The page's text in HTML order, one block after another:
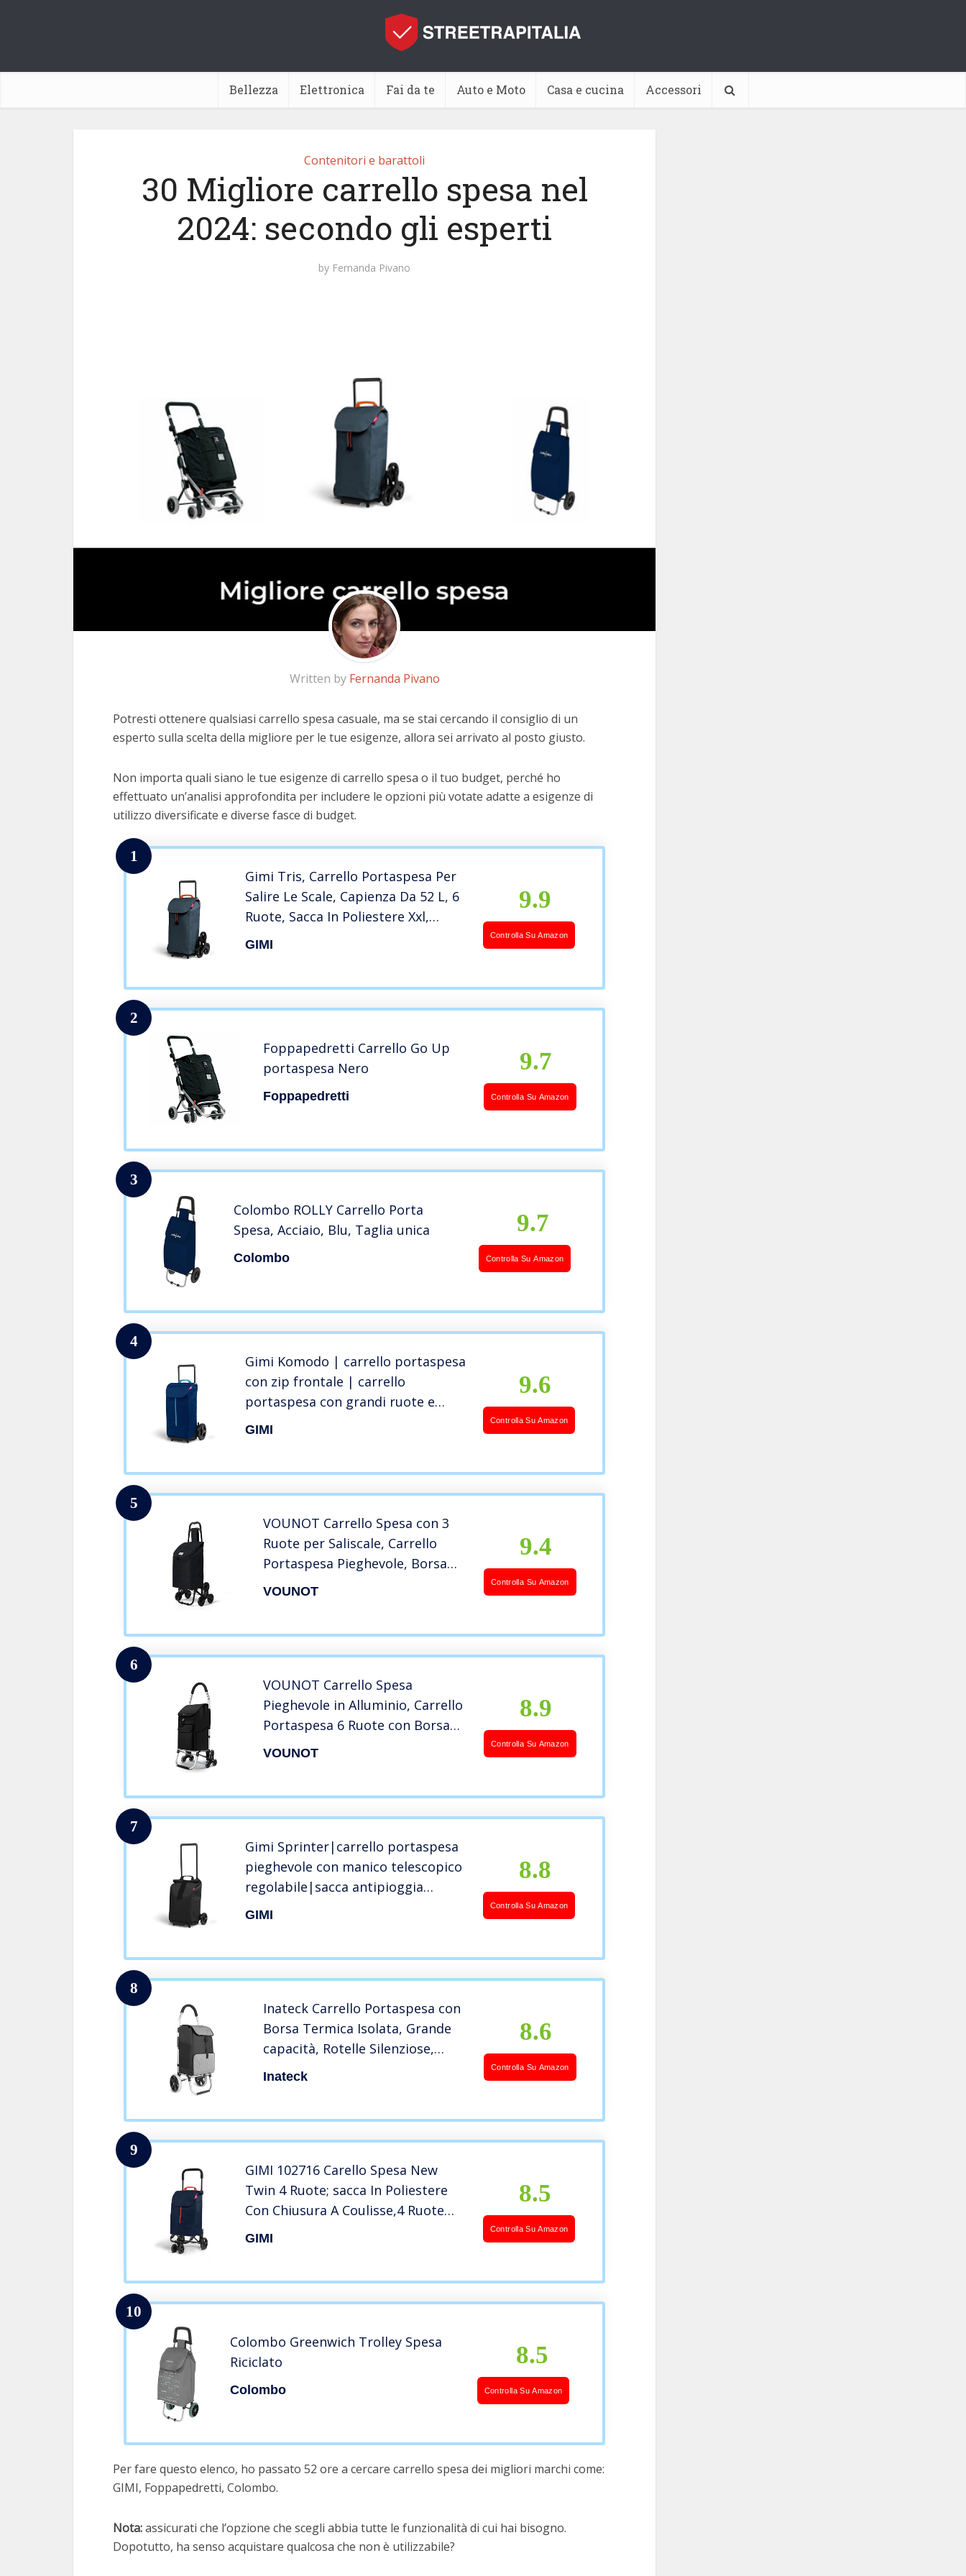
Bellezza Elettronica Fai da te Auto e Moto Casa e cucina Accessori
Contenitori e barattoli
30 Migliore carrello spesa nel
2024: secondo gli esperti
by Fernanda Pivano
Written by Fernanda Pivano
Potresti ottenere qualsiasi carrello spesa casuale, ma se stai cercando il consiglio di un
esperto sulla scelta della migliore per le tue esigenze, allora sei arrivato al posto giusto.
Non importa quali siano le tue esigenze di carrello spesa o il tuo budget, perché ho
effettuato un’analisi approfondita per includere le opzioni più votate adatte a esigenze di
utilizzo diversificate e diverse fasce di budget.
1
Gimi Tris, Carrello Portaspesa Per
Salire Le Scale, Capienza Da 52 L, 6
Ruote, Sacca In Poliestere Xxl,
Grigio, ‎13 x 34.5 x 95.5 cm; 3.02 Kg
GIMI
9.9
Controlla Su Amazon
2
Foppapedretti Carrello Go Up
portaspesa Nero
Foppapedretti
9.7
Controlla Su Amazon
3
Colombo ROLLY Carrello Porta
Spesa, Acciaio, Blu, Taglia unica
Colombo
9.7
Controlla Su Amazon
4
Gimi Komodo | carrello portaspesa
con zip frontale | carrello
portaspesa con grandi ruote e
parafango |capacità di carico 50 l |
GIMI
9.6
Controlla Su Amazon
5
VOUNOT Carrello Spesa con 3
Ruote per Saliscale, Carrello
Portaspesa Pieghevole, Borsa
Impermeabile Rimovibile 32L,
VOUNOT
9.4
Controlla Su Amazon
6
VOUNOT Carrello Spesa
Pieghevole in Alluminio, Carrello
Portaspesa 6 Ruote con Borsa
Oxford Staccabile, 45 L, Nero
VOUNOT
8.9
Controlla Su Amazon
7
Gimi Sprinter|carrello portaspesa
pieghevole con manico telescopico
regolabile|sacca antipioggia
chiusura avvolgibile e fascia in
GIMI
8.8
Controlla Su Amazon
8
Inateck Carrello Portaspesa con
Borsa Termica Isolata, Grande
capacità, Rotelle Silenziose,
Telaio in Alluminio Pieghevole,
Inateck
8.6
Controlla Su Amazon
9
GIMI 102716 Carello Spesa New
Twin 4 Ruote; sacca In Poliestere
Con Chiusura A Coulisse,4 Ruote
Permettono Un Facile Trasporto,
GIMI
8.5
Controlla Su Amazon
10
Colombo Greenwich Trolley Spesa
Riciclato
Colombo
8.5
Controlla Su Amazon
Per fare questo elenco, ho passato 52 ore a cercare carrello spesa dei migliori marchi come:
GIMI, Foppapedretti, Colombo.
Nota:assicurati che l’opzione che scegli abbia tutte le funzionalità di cui hai bisogno.
Dopotutto, ha senso acquistare qualcosa che non è utilizzabile?